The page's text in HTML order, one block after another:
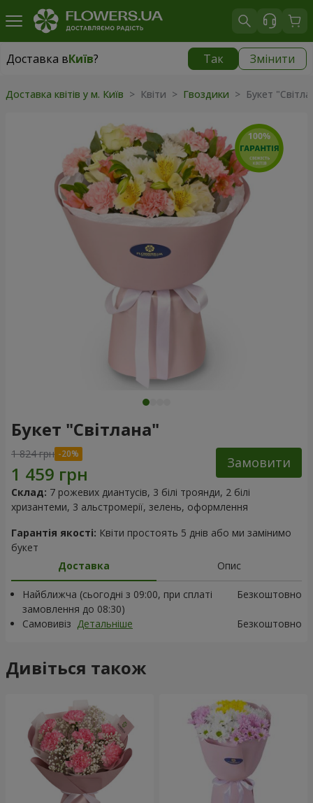
Доставка вКиїв? Так Змінити
Доставка вКиїв
Доставка квітів у м. Київ > Квіти > Гвоздики > Букет
Букет "Світлана"
1 824 грн
Замовити
Склад: 7 рожевих диантусів, 3 білі троянди, 2 білі
хризантеми, 3 альстромерії, зелень, оформлення
Гарантія якості: Квіти простоять 5 днів або ми замінимо
букет
Доставка
Опис
Найближча (сьогодні з 09:00, при сплаті
замовлення до 08:30)
Безкоштовно
Самовивіз Детальніше Безкоштовно
Дивіться також